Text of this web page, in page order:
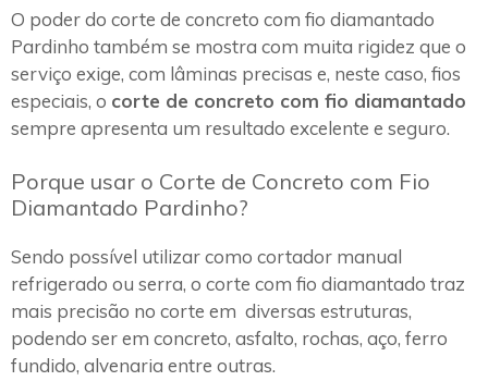
O poder do corte de concreto com fio diamantado
Pardinho também se mostra com muita rigidez que o
serviço exige, com lâminas precisas e, neste caso, fios
especiais, o corte de concreto com fio diamantado
sempre apresenta um resultado excelente e seguro.
Porque usar o Corte de Concreto com Fio
Diamantado Pardinho?
Sendo possível utilizar como cortador manual
refrigerado ou serra, o corte com fio diamantado traz
mais precisão no corte em diversas estruturas,
podendo ser em concreto, asfalto, rochas, aço, ferro
fundido, alvenaria entre outras.